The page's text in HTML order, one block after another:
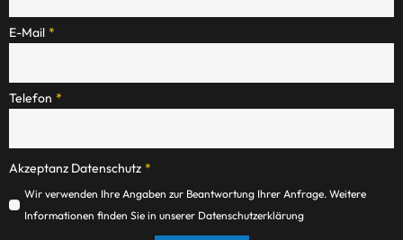
E-Mail *
Telefon *
Akzeptanz Datenschutz *
Wir verwenden Ihre Angaben zur Beantwortung Ihrer Anfrage. Weitere
Informationen finden Sie in unserer Datenschutzerklärung